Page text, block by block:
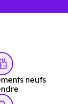
neufs